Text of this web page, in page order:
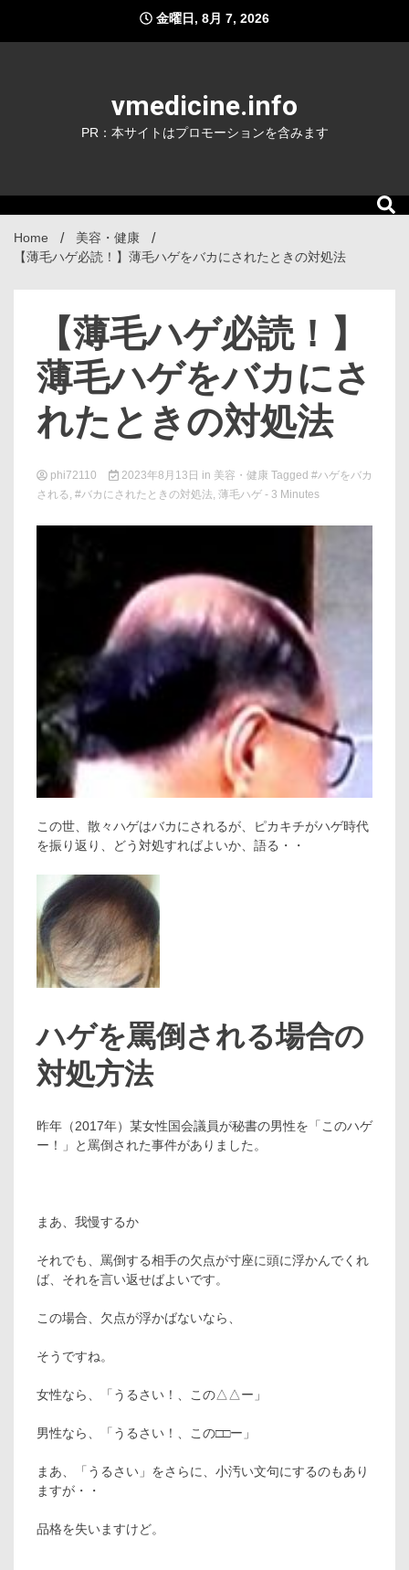
content
金曜日, 8月 7, 2026
vmedicine.info
PR：本サイトはプロモーションを含みます
Home
美容・健康
【薄毛ハゲ必読！】薄毛ハゲをバカにされたときの対処法
【薄毛ハゲ必読！】
薄毛ハゲをバカにさ
れたときの対処法
phi72110 2023年8月13日 in 美容・健康 Tagged #ハゲをバカ
される, #バカにされたときの対処法, 薄毛ハゲ - 3 Minutes
この世、散々ハゲはバカにされるが、ピカキチがハゲ時代
を振り返り、どう対処すればよいか、語る・・
ハゲを罵倒される場合の
対処方法
昨年（2017年）某女性国会議員が秘書の男性を「このハゲ
ー！」と罵倒された事件がありました。
まあ、我慢するか
それでも、罵倒する相手の欠点が寸座に頭に浮かんでくれ
ば、それを言い返せばよいです。
この場合、欠点が浮かばないなら、
そうですね。
女性なら、「うるさい！、この△△ー」
男性なら、「うるさい！、この□□ー」
まあ、「うるさい」をさらに、小汚い文句にするのもあり
ますが・・
品格を失いますけど。